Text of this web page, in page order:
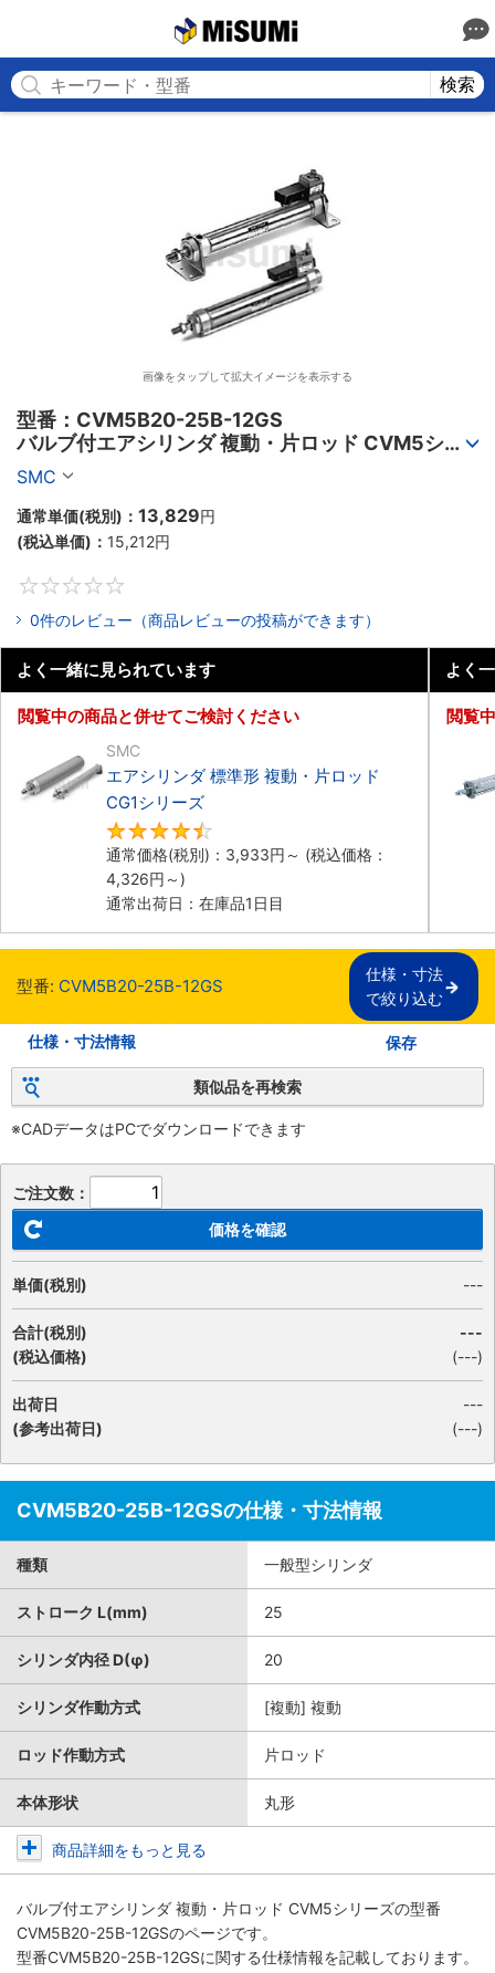
検索
画像をタップして拡大イメージを表示する
型番：CVM5B20-25B-12GS
バルブ付エアシリンダ 複動・片ロッド CVM5シリ
ーズ
SMC
通常単価(税別)： 13,829円
(税込単価)： 15,212円
0件のレビュー（商品レビューの投稿ができます）
よく一緒に見られています
閲覧中の商品と併せてご検討ください
SMC
エアシリンダ 標準形 複動・片ロッド
CG1シリーズ
通常価格(税別)： 3,933円 ～ (税込価格：
4,326円 ～)
通常出荷日：在庫品1日目
よく
閲覧
型番: CVM5B20-25B-12GS
仕様・寸法
で絞り込む
仕様・寸法情報 保存
類似品を再検索
※CADデータはPCでダウンロードできます
ご注文数：
価格を確認
単価(税別) ---
合計(税別)
(税込価格)
---
(---)
出荷日
(参考出荷日)
---
(---)
CVM5B20-25B-12GSの仕様・寸法情報
種類 一般型シリンダ
ストローク L(mm) 25
シリンダ内径 D(φ) 20
シリンダ作動方式 [複動] 複動
ロッド作動方式 片ロッド
本体形状 丸形
商品詳細をもっと見る
バルブ付エアシリンダ 複動・片ロッド CVM5シリーズの型番
CVM5B20-25B-12GSのページです。
型番CVM5B20-25B-12GSに関する仕様情報を記載しております。